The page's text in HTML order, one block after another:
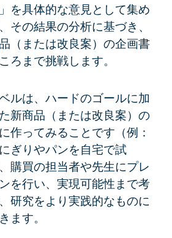
を具体的な意見として集め
その結果の分析に基づき、
（または改良案）の企画書
ろまで挑戦します。
ルは、ハードのゴールに加
新商品（または改良案）の
作ってみることです（例：
ぎりやパンを自宅で試
購買の担当者や先生にプレ
を行い、実現可能性まで考
研究をより実践的なものに
ます。